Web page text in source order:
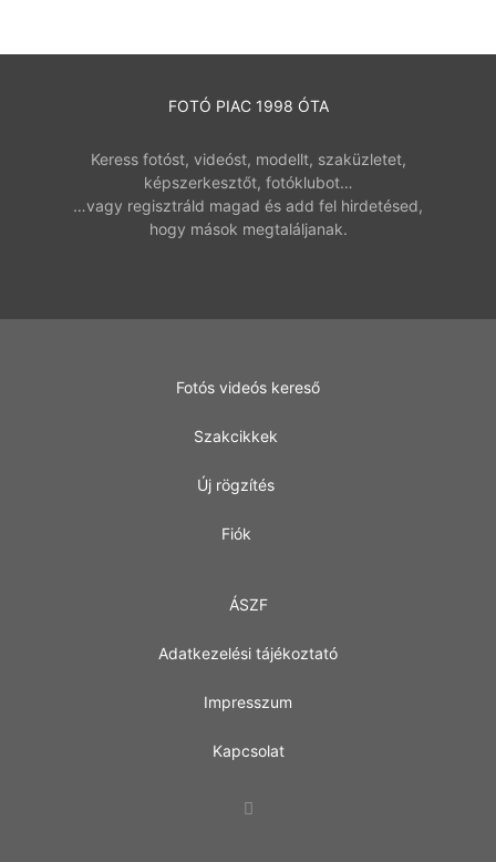
FOTÓ PIAC 1998 ÓTA
Keress fotóst, videóst, modellt, szaküzletet,
képszerkesztőt, fotóklubot…
…vagy regisztráld magad és add fel hirdetésed,
hogy mások megtaláljanak.
Fotós videós kereső
Szakcikkek
Új rögzítés
Fiók
ÁSZF
Adatkezelési tájékoztató
Impresszum
Kapcsolat